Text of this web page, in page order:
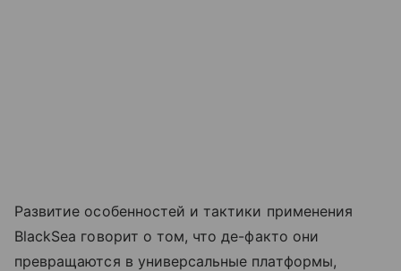
Развитие особенностей и тактики применения
BlackSea говорит о том, что де-факто они
превращаются в универсальные платформы,